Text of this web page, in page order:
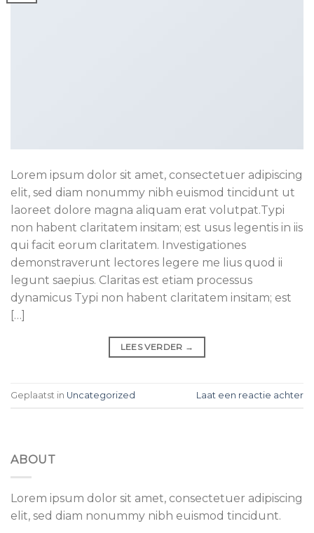
Lorem ipsum dolor sit amet, consectetuer adipiscing
elit, sed diam nonummy nibh euismod tincidunt ut
laoreet dolore magna aliquam erat volutpat.Typi
non habent claritatem insitam; est usus legentis in iis
qui facit eorum claritatem. Investigationes
demonstraverunt lectores legere me lius quod ii
legunt saepius. Claritas est etiam processus
dynamicus Typi non habent claritatem insitam; est
[…]
LEES VERDER →
Geplaatst in Uncategorized Laat een reactie achter
ABOUT
Lorem ipsum dolor sit amet, consectetuer adipiscing
elit, sed diam nonummy nibh euismod tincidunt.